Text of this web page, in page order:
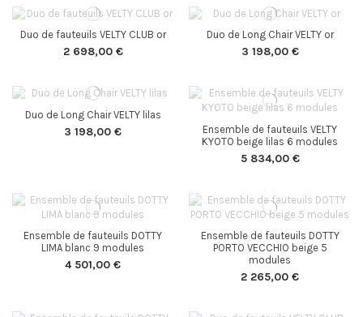
Duo de fauteuils VELTY CLUB or
2 698,00 €
Duo de Long Chair VELTY or
3 198,00 €
Duo de Long Chair VELTY lilas
3 198,00 €
Ensemble de fauteuils VELTY
KYOTO beige lilas 6 modules
5 834,00 €
Ensemble de fauteuils DOTTY
LIMA blanc 9 modules
4 501,00 €
Ensemble de fauteuils DOTTY
PORTO VECCHIO beige 5
modules
2 265,00 €